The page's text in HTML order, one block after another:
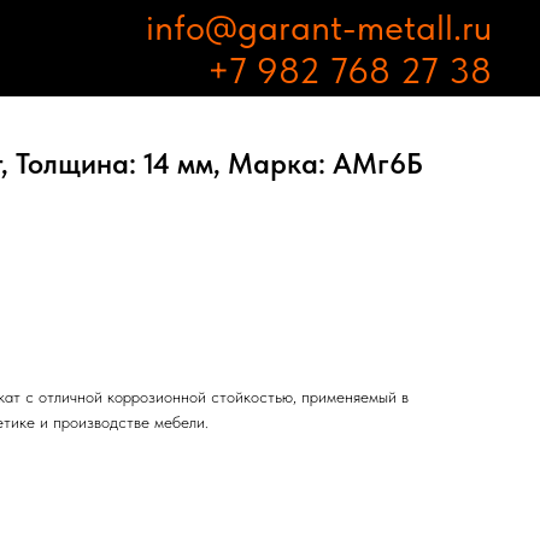
info@garant-metall.ru
+7 982 768 27 38
Толщина: 14 мм, Марка: АМг6Б
с отличной коррозионной стойкостью, применяемый в
и производстве мебели.